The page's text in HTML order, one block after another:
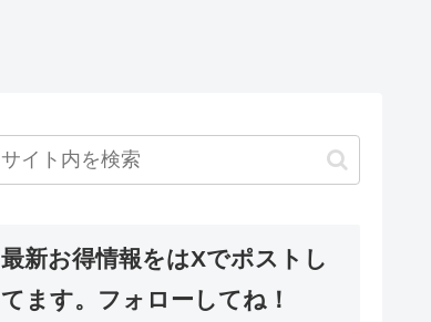
最新お得情報をはXでポストし
てます。フォローしてね！